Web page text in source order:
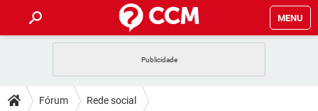
MENU
CELULAR
DICAS
Fórum Rede social